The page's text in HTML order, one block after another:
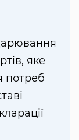
яке
потреб